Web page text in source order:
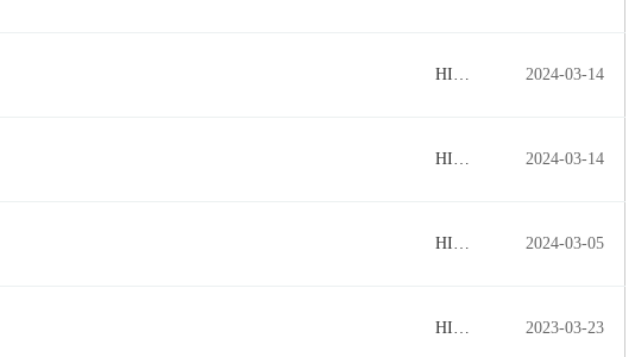
HI… 2024-03-14
HI… 2024-03-14
HI… 2024-03-05
HI… 2023-03-23